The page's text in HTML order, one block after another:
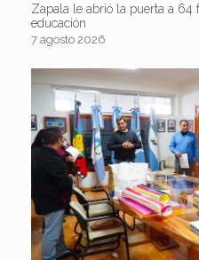
Zapala le abrió la puerta a 64
educación
7 agosto 2026